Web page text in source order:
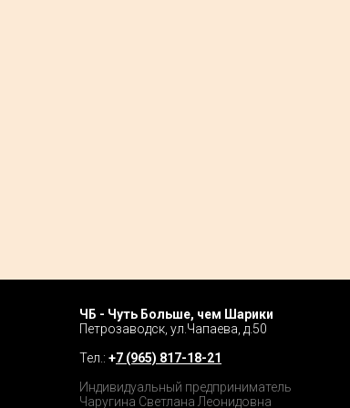
ЧБ - Чуть Больше, чем Шарики
Петрозаводск, ул.Чапаева, д.50
Тел.: +7 (965) 817-18-21
Индивидуальный предприниматель
Чаругина Светлана Леонидовна